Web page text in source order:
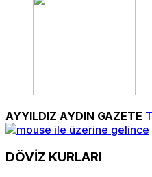
AYYILDIZ AYDIN GAZETE
DÖVİZ KURLARI